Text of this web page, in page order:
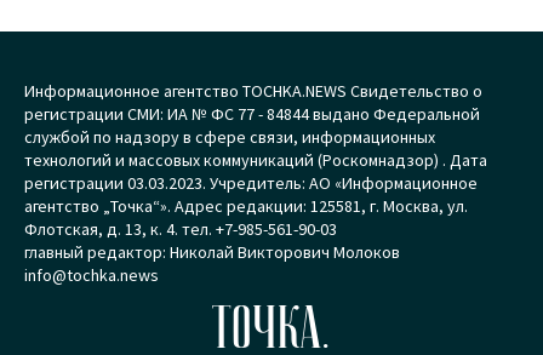
Информационное агентство TOCHKA.NEWS Свидетельство о
регистрации СМИ: ИА № ФС 77 - 84844 выдано Федеральной
службой по надзору в сфере связи, информационных
технологий и массовых коммуникаций (Роскомнадзор) . Дата
регистрации 03.03.2023. Учредитель: АО «Информационное
агентство „Точка“». Адрес редакции: 125581, г. Москва, ул.
Флотская, д. 13, к. 4. тел. +7-985-561-90-03
главный редактор: Николай Викторович Молоков
info@tochka.news
ТОЧКА.